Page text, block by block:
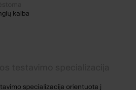
kalba
specializacija orientuota į